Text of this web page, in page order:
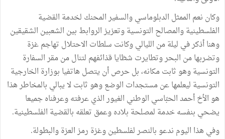
وكان نعم الممثل الدبلوماسي والسفير المحنك لخدمة القضية
الفلسطينية والمصالح التونسية وتعزيز الروابط بين الشعبين الشقيقين
وهنا أذكر في ليلة من الليالي وكانت سلطات الاحتلال تهاجم غزة
وتضربها من البحر وتطايرت شظايا قذائفهم لتنال من مقر السفارة
التونسية وهو ثابت مكانه، بل حرص أن يتصل هاتفيا بوزارة الخارجية
التونسية ليعلمها عن مستجدات الوضع وهو ثابت لا يبالي بالمخاطر هذا
هو الأخ أحمد الحبّاسي الوطني الغيور الذي عرفته وعرفناه جميعا
يضحي بنفسه خدمة لمصلحة بلاده وعمق تعلقه بالقضية الفلسطينية.
وفي هذا اليوم ندعو بالنصر لفلسطين وغزة رمز العزة والبطولة.